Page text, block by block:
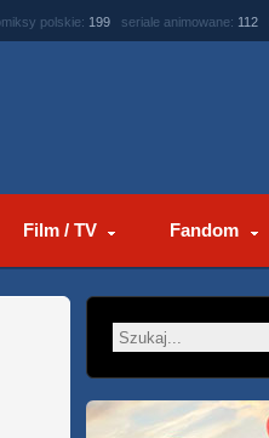
polskie: 199 seriale animowane: 112
Film / TV Fandom